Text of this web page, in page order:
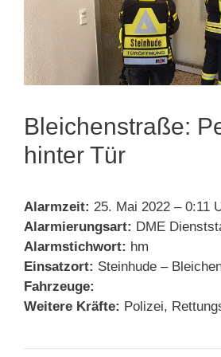
Bleichenstraße:
hinter Tür
Alarmzeit: 25. Mai 2022 – 0:11
Alarmierungsart: DME
Alarmstichwort: hm
Einsatzort: Steinhude –
Fahrzeuge:
Weitere Kräfte: Polizei,